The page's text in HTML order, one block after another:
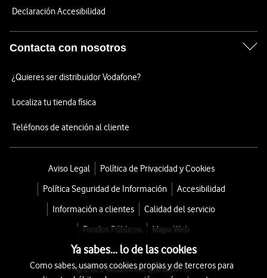
Declaración Accesibilidad
Contacta con nosotros
¿Quieres ser distribuidor Vodafone?
Localiza tu tienda física
Teléfonos de atención al cliente
Aviso Legal
Política de Privacidad y Cookies
Política Seguridad de Información
Accesibilidad
Información a clientes
Calidad del servicio
Fondos Públicos
Mapa Web
© 2026 Vodafone España S.A.U.
Ya sabes... lo de las cookies
Como sabes, usamos cookies propias y de terceros para